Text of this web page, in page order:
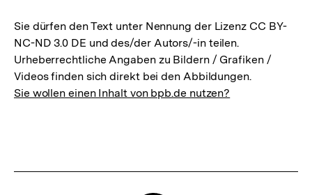
Sie dürfen den Text unter Nennung der Lizenz CC BY-
NC-ND 3.0 DE und des/der Autors/-in teilen.
Urheberrechtliche Angaben zu Bildern / Grafiken /
Videos finden sich direkt bei den Abbildungen.
Sie wollen einen Inhalt von bpb.de nutzen?